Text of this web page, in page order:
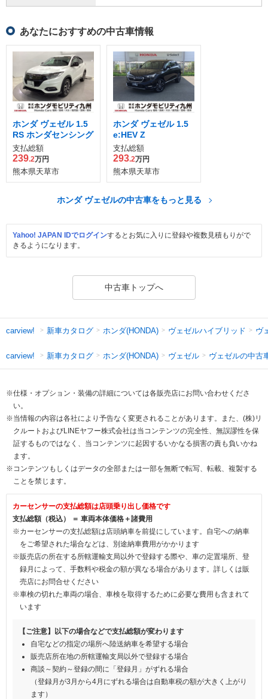
あなたにおすすめの中古車情報
ホンダ ヴェゼル 1.5
RS ホンダセンシング
支払総額
239.2万円
熊本県天草市
ホンダ ヴェゼル 1.5
e:HEV Z
支払総額
293.2万円
熊本県天草市
ホンダ ヴェゼルの中古車をもっと見る
Yahoo! JAPAN IDでログインするとお気に入りに登録や複数見積もりがで
きるようになります。
中古車トップへ
carview! 新車カタログ ホンダ(HONDA) ヴェゼルハイブリッド ヴ
carview! 新車カタログ ホンダ(HONDA) ヴェゼル ヴェゼルの中古
※仕様・オプション・装備の詳細については各販売店にお問い合わせくださ
い。
※当情報の内容は各社により予告なく変更されることがあります。また、(株)リ
クルートおよびLINEヤフー株式会社は当コンテンツの完全性、無誤謬性を保
証するものではなく、当コンテンツに起因するいかなる損害の責も負いかね
ます。
※コンテンツもしくはデータの全部または一部を無断で転写、転載、複製する
ことを禁じます。
カーセンサーの支払総額は店頭乗り出し価格です
支払総額（税込） ＝ 車両本体価格＋諸費用
※カーセンサーの支払総額は店頭納車を前提にしています。自宅への納車
をご希望された場合などは、別途納車費用がかかります
※販売店の所在する所轄運輸支局以外で登録する際や、車の定置場所、登
録月によって、手数料や税金の額が異なる場合があります。詳しくは販
売店にお問合せください
※車検の切れた車両の場合、車検を取得するために必要な費用も含まれて
います
【ご注意】以下の場合などで支払総額が変わります
自宅などの指定の場所へ陸送納車を希望する場合
販売店所在地の所轄運輸支局以外で登録する場合
商談～契約～登録の間に「登録月」がずれる場合
（登録月が3月から4月にずれる場合は自動車税の額が大きく上がり
ます）